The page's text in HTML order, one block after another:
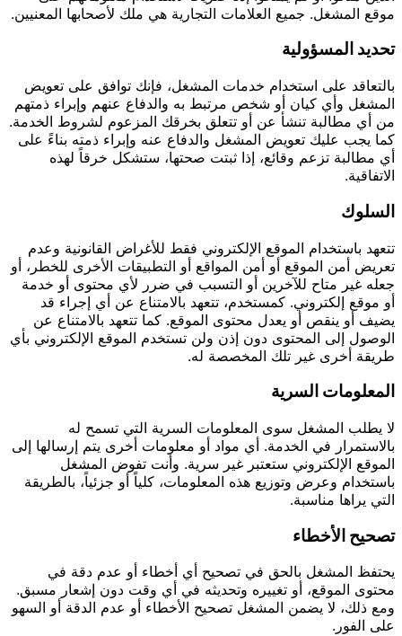
موقع المشغل. جميع العلامات التجارية هي ملك لأصحابها المعنيين.
تحديد المسؤولية
بالتعاقد على استخدام خدمات المشغل، فإنك توافق على تعويض
المشغل وأي كيان أو شخص مرتبط به والدفاع عنهم وإبراء ذمتهم
من أي مطالبة تنشأ عن أو تتعلق بخرقك المزعوم لشروط الخدمة.
كما يجب عليك تعويض المشغل والدفاع عنه وإبراء ذمته بناءً على
أي مطالبة تزعم وقائع، إذا ثبتت صحتها، ستشكل خرقاً لهذه
الاتفاقية.
السلوك
تتعهد باستخدام الموقع الإلكتروني فقط للأغراض القانونية وعدم
تعريض أمن الموقع أو أمن المواقع أو التطبيقات الأخرى للخطر، أو
جعله غير متاح للآخرين أو التسبب في ضرر لأي محتوى أو خدمة
أو موقع إلكتروني. كمستخدم، تتعهد بالامتناع عن أي إجراء قد
يضيف أو ينقص أو يعدل محتوى الموقع. كما تتعهد بالامتناع عن
الوصول إلى المحتوى دون إذن ولن تستخدم الموقع الإلكتروني بأي
طريقة أخرى غير تلك المخصصة له.
المعلومات السرية
لا يطلب المشغل سوى المعلومات السرية التي تسمح له
بالاستمرار في الخدمة. أي مواد أو معلومات أخرى يتم إرسالها إلى
الموقع الإلكتروني ستعتبر غير سرية. وأنت تفوض المشغل
باستخدام وعرض وتوزيع هذه المعلومات، كلياً أو جزئياً، بالطريقة
التي يراها مناسبة.
تصحيح الأخطاء
يحتفظ المشغل بالحق في تصحيح أي أخطاء أو عدم دقة في
محتوى الموقع، أو تغييره وتحديثه في أي وقت دون إشعار مسبق.
ومع ذلك، لا يضمن المشغل تصحيح الأخطاء أو عدم الدقة أو السهو
على الفور.